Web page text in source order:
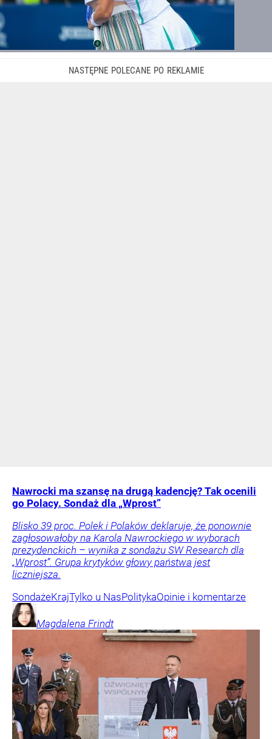
Nawrocki ma szansę na drugą kadencję? Tak ocenili
go Polacy. Sondaż dla „Wprost”
Blisko 39 proc. Polek i Polaków deklaruje, że ponownie
zagłosowałoby na Karola Nawrockiego w wyborach
prezydenckich – wynika z sondażu SW Research dla
„Wprost”. Grupa krytyków głowy państwa jest
liczniejsza.
SondażeKrajTylko u NasPolitykaOpinie i komentarze
Magdalena Frindt